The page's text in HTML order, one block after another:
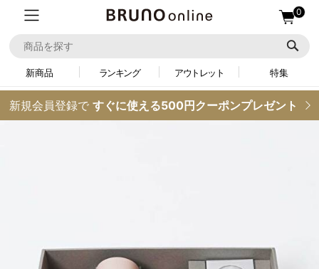
0
新商品 ランキング アウトレット 特集
新規会員登録で すぐに使える500円クーポンプレゼント